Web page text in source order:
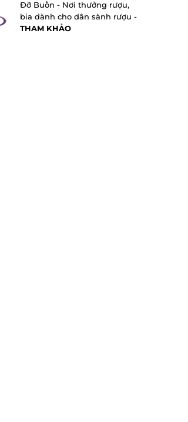
Đỡ Buồn - Nơi thưởng rượu,
bia dành cho dân sành rượu -
THAM KHẢO